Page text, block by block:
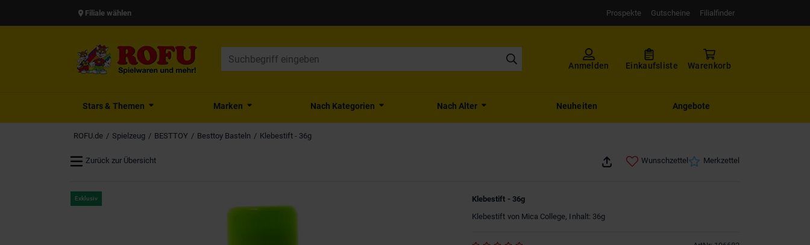
Filiale wählen Prospekte Gutscheine Filialfinder
Anmelden Einkaufsliste Warenkorb
Stars & Themen Marken Nach Kategorien Nach Alter Neuheiten Angebote
ROFU.de Spielzeug BESTTOY Besttoy Basteln Klebestift - 36g
Zurück zur Übersicht Wunschzettel Merkzettel
Exklusiv
Klebestift - 36g
Klebestift von Mica College, Inhalt: 36g